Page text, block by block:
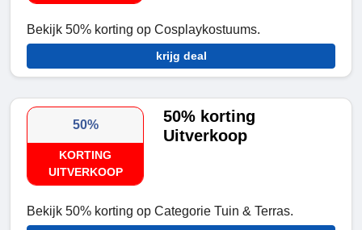
Bekijk 50% korting op Cosplaykostuums.
krijg deal
50%
KORTING
UITVERKOOP
50% korting
Uitverkoop
Bekijk 50% korting op Categorie Tuin & Terras.